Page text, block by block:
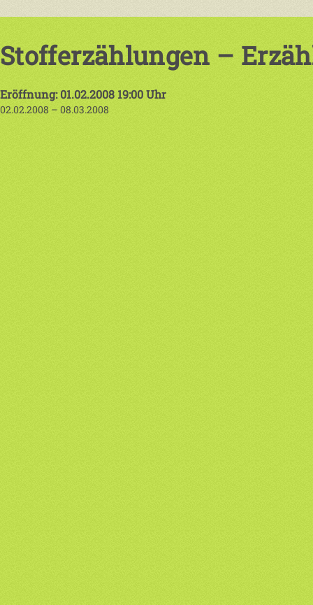
Stofferzählungen –
Eröffnung: 01.02.2008 19:00 Uhr
02.02.2008 – 08.03.2008